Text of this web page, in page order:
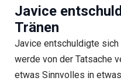
Javice
Tränen
Javice entschuldigte sich
werde von der Tatsache
etwas Sinnvolles in